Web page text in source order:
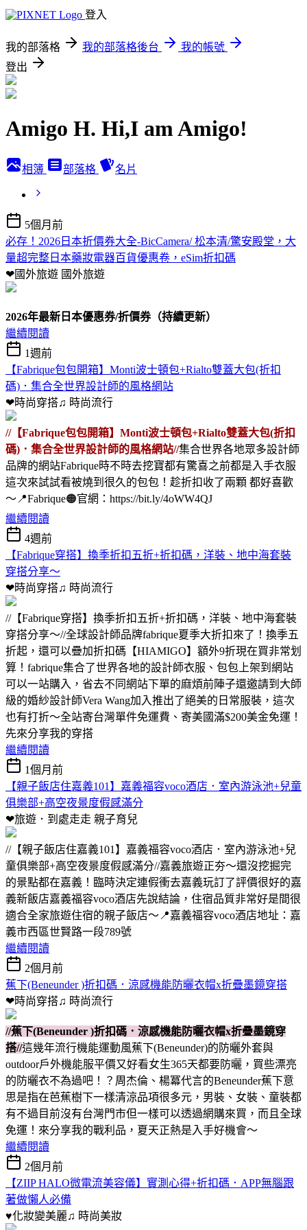
登入
我的部落格 我的部落格後台
我的帳號
登出
Amigo H. Hi,I am Amigo!
相簿 部落格 名片
5個月前
必存！2026日本折價券大全-BicCamera/ 松本清/驚安殿堂，大
量超完整日本藥妝電器百貨優惠卷，eSim折扣碼
❤國外旅遊 國外旅遊
2026年最新日本優惠券/折價券（持續更新）
繼續閱讀
1週前
【Fabrique包包開箱】Monti波士頓包+Rialto雙蓋大包(折扣
碼)．集合全世界設計師的風格網站
❤時尚穿搭♫ 時尚流行
//【Fabrique包包開箱】Monti波士頓包+Rialto雙蓋大包(折扣
碼)．集合全世界設計師的風格網站//集合世界各地眾多設計師
品牌的網站Fabrique時不時去挖寶都有驚喜之前都是入手衣服
這次來試試看被燒到很久的包包！趁折扣收了兩顆 都好喜歡
～📍Fabrique🟠官網：https://bit.ly/4oWW4QJ
繼續閱讀
4週前
【Fabrique穿搭】換季折扣五折+折扣碼，洋裝、地中海套裝
穿搭分享～
❤時尚穿搭♫ 時尚流行
//【Fabrique穿搭】換季折扣五折+折扣碼，洋裝、地中海套裝
穿搭分享～//全球設計師品牌fabrique夏季大折扣來了！換季五
折起，還可以疊加折扣碼【HIAMIGO】額外9折現在買非常划
算！fabrique集合了世界各地的設計師衣服、包包上架到網站
可以一站購入，省去不同網站下單的麻煩前陣子還邀請到大師
級的婚紗設計師Vera Wang加入推出了絕美的日常服裝，這次
也有打折～全站寄台灣單件免運費、寄美國滿$200美金免運！
先來分享我的穿搭
繼續閱讀
1個月前
【親子飯店住嘉義101】嘉義福容voco酒店．室內游泳池+兒童
俱樂部+高空夜景度假感滿分
❤旅遊．到處走走 親子育兒
//【親子飯店住嘉義101】嘉義福容voco酒店．室內游泳池+兒
童俱樂部+高空夜景度假感滿分//嘉義旅遊正夯～還沒挖掘完
的景點都在嘉義！臨時決定連假衝去嘉義玩訂了評價很好的嘉
義新飯店嘉義福容voco酒店先說結論，住宿品質非常好是間很
適合全家旅遊住宿的親子飯店～📍嘉義福容voco酒店地址：嘉
義市西區世賢路一段789號
繼續閱讀
2個月前
蕉下(Beneunder )折扣碼．涼感機能防曬衣帽x折疊墨鏡穿搭
❤時尚穿搭♫ 時尚流行
//蕉下(Beneunder )折扣碼．涼感機能防曬衣帽x折疊墨鏡穿
搭//這幾年流行機能運動風蕉下(Beneunder)的防曬外套與
outdoor戶外機能服平價又好看女生365天都要防曬，買些漂亮
的防曬衣不為過吧！？周杰倫、楊冪代言的Beneunder蕉下意
思是指在芭蕉樹下一樣清涼品項很多元，男裝、女裝、童裝都
有不過目前沒有台灣門市但一樣可以透過網購來買，而且全球
免運！來分享我的戰利品，夏天正熱是入手好機會～
繼續閱讀
2個月前
【ZIIP HALO微電流美容儀】實測心得+折扣碼．APP無腦跟
著做懶人必備
♥化妝變美麗♫ 時尚美妝